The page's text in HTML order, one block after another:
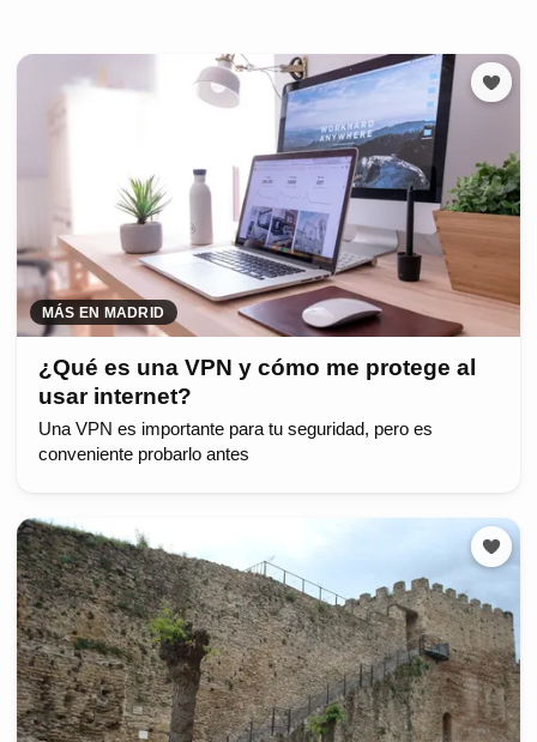
MÁS EN MADRID
¿Qué es una VPN y cómo me protege al
usar internet?
Una VPN es importante para tu seguridad, pero es
conveniente probarlo antes